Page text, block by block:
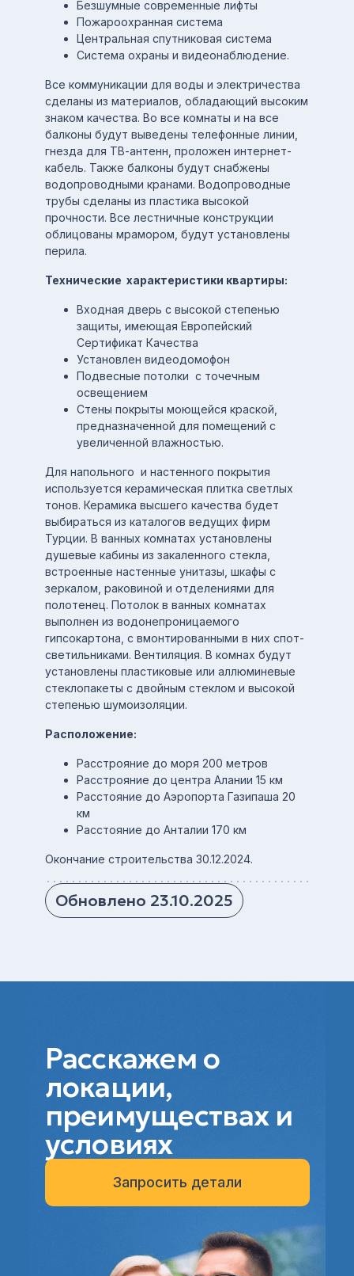
Безшумные современные лифты
Пожароохранная система
Центральная спутниковая система
Система охраны и видеонаблюдение.
Все коммуникации для воды и электричества
сделаны из материалов, обладающий высоким
знаком качества. Во все комнаты и на все
балконы будут выведены телефонные линии,
гнезда для ТВ-антенн, проложен интернет-
кабель. Также балконы будут снабжены
водопроводными кранами. Водопроводные
трубы сделаны из пластика высокой
прочности. Все лестничные конструкции
облицованы мрамором, будут установлены
перила.
Технические характеристики квартиры:
Входная дверь с высокой степенью
защиты, имеющая Европейский
Сертификат Качества
Установлен видеодомофон
Подвесные потолки с точечным
освещением
Стены покрыты моющейся краской,
предназначенной для помещений с
увеличенной влажностью.
Для напольного и настенного покрытия
используется керамическая плитка светлых
тонов. Керамика высшего качества будет
выбираться из каталогов ведущих фирм
Турции. В ванных комнатах установлены
душевые кабины из закаленного стекла,
встроенные настенные унитазы, шкафы с
зеркалом, раковиной и отделениями для
полотенец. Потолок в ванных комнатах
выполнен из водонепроницаемого
гипсокартона, с вмонтированными в них спот-
светильниками. Вентиляция. В комнах будут
установлены пластиковые или аллюминевые
стеклопакеты с двойным стеклом и высокой
степенью шумоизоляции.
Расположение:
Расстрояние до моря 200 метров
Расстрояние до центра Алании 15 км
Расстояние до Аэропорта Газипаша 20
км
Расстояние до Анталии 170 км
Окончание строительства 30.12.2024.
Обновлено 23.10.2025
Расскажем о
локации,
преимуществах и
условиях
Запросить детали